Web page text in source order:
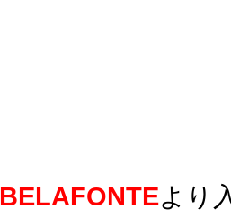
BELAFONTEより